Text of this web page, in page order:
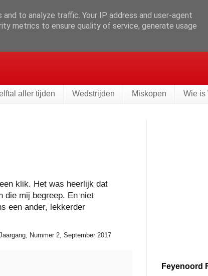
aller tijden Wedstrijden Miskopen Wie is
klik. Het was heerlijk dat
die mij begreep. En niet
een ander, lekkerder
Nummer 2, September 2017
Feyenoord
to analyze traffic. Your IP address and user-agent
metrics to ensure quality of service, generate usage